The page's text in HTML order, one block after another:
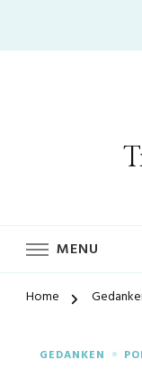
MENU
Home
GEDANKEN